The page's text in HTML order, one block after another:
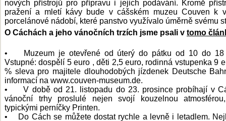
nových přístrojů pro přípravu i jejich podávání. Kromě
pražení a mletí kávy bude v cášském muzeu Couven k
porcelánové nádobí, které panstvo využívalo úměrně svému
O Cáchách a jeho vánočních trzích jsme psali v tomo
• Muzeum je otevřené od úterý do pátku od 10 do 18
Vstupné: dospělí 5 euro , děti 2,5 euro, rodinná vstupenka 9
% sleva pro majitele dlouhodobých jízdenek Deutsche
informací na www.couven-museum.de.
• V době od 21. listopadu do 23. prosince probíhají v
vánoční trhy proslulé nejen svojí kouzelnou
typickými perníčky Printen.
• Do Cách se můžete dostat rychle a levně i letadlem.